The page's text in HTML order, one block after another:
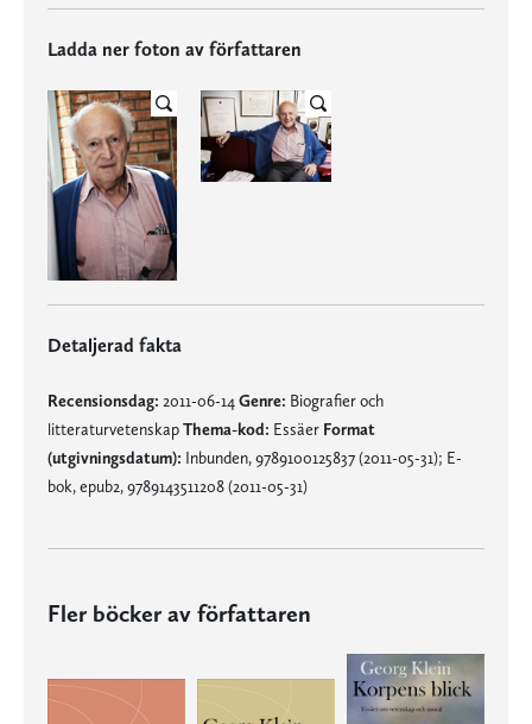
Ladda ner foton av författaren
Detaljerad fakta
Recensionsdag: 2011-06-14 Genre: Biografier och
litteraturvetenskapThema-kod: Essäer Format
(utgivningsdatum): Inbunden, 9789100125837 (2011-05-31); E-
bok, epub2, 9789143511208 (2011-05-31)
Fler böcker av författaren